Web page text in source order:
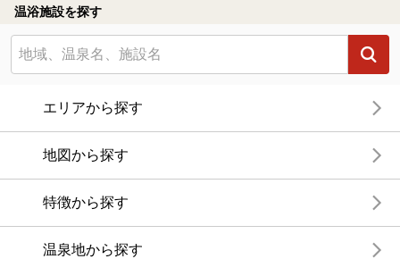
温浴施設を探す
エリアから探す
地図から探す
特徴から探す
温泉地から探す